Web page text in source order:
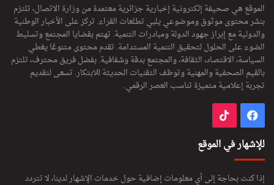
الموقع هي صحيفة إلكترونية إخبارية جزائرية معتمدة من وزارة الاتصال، تلتزم
بنشر محتوى موثوق وموضوعي يلبي تطلعات القراء. تركز على الأخبار الوطنية
والدولية مع إبراز جهود الدولة ومبادرات التنمية. تهتم بقضايا المجتمع وتسليط
الضوء على الحلول لتحقيق التنمية المستدامة. تقدم محتوى متنوعًا يغطي
السياسة، الاقتصاد، الثقافة، والمجتمع بدقة وشفافية. بفضل فريق محترف، تلتزم
بالقيم الصحفية والمهنية وتوظف التقنيات الحديثة للابتكار. تسعى لتقديم
تجربة إعلامية متميزة تناسب العصر الرقمي.
فيسبوك
للإشهار في الموقع
إذا كنت بحاجة إلى أي معلومات إضافية حول خدمات الإشهار لدينا، لا تتردد